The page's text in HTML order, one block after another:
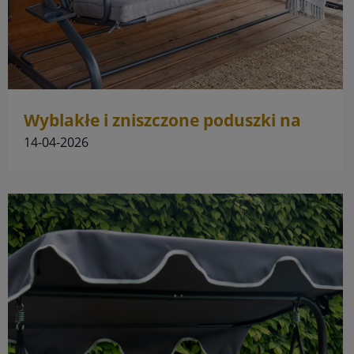
Wyblakłe i zniszczone poduszki na
huśtawkę - co zrobić?
14-04-2026